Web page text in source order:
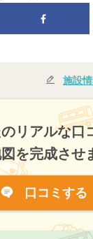
施設
リアルな口
を完成させ
口コミする